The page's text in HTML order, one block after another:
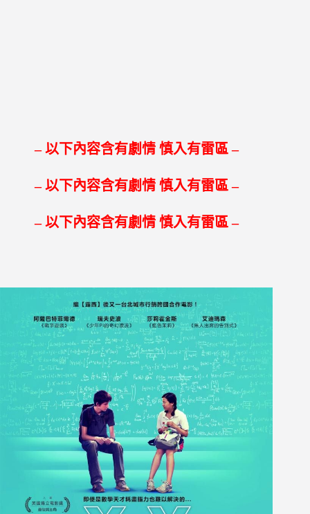
– 以下內容含有劇情 慎入有雷區 –
– 以下內容含有劇情 慎入有雷區 –
– 以下內容含有劇情 慎入有雷區 –